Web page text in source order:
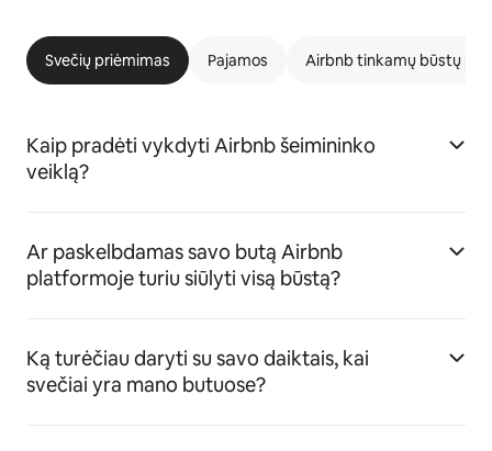
Svečių priėmimas Pajamos Airbnb tinkamų būstų
Kaip pradėti vykdyti Airbnb šeimininko
veiklą?
Ar paskelbdamas savo butą Airbnb
platformoje turiu siūlyti visą būstą?
Ką turėčiau daryti su savo daiktais, kai
svečiai yra mano butuose?